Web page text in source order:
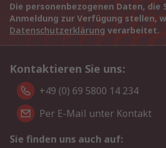
Die personenbezogenen Daten, die
Anmeldung zur Verfügung stellen,
Datenschutzerklärung verarbeitet.
Kontaktieren Sie uns:
+49 (0) 69 5800 14 234
Per E-Mail unter Kontakt
Sie finden uns auch auf: